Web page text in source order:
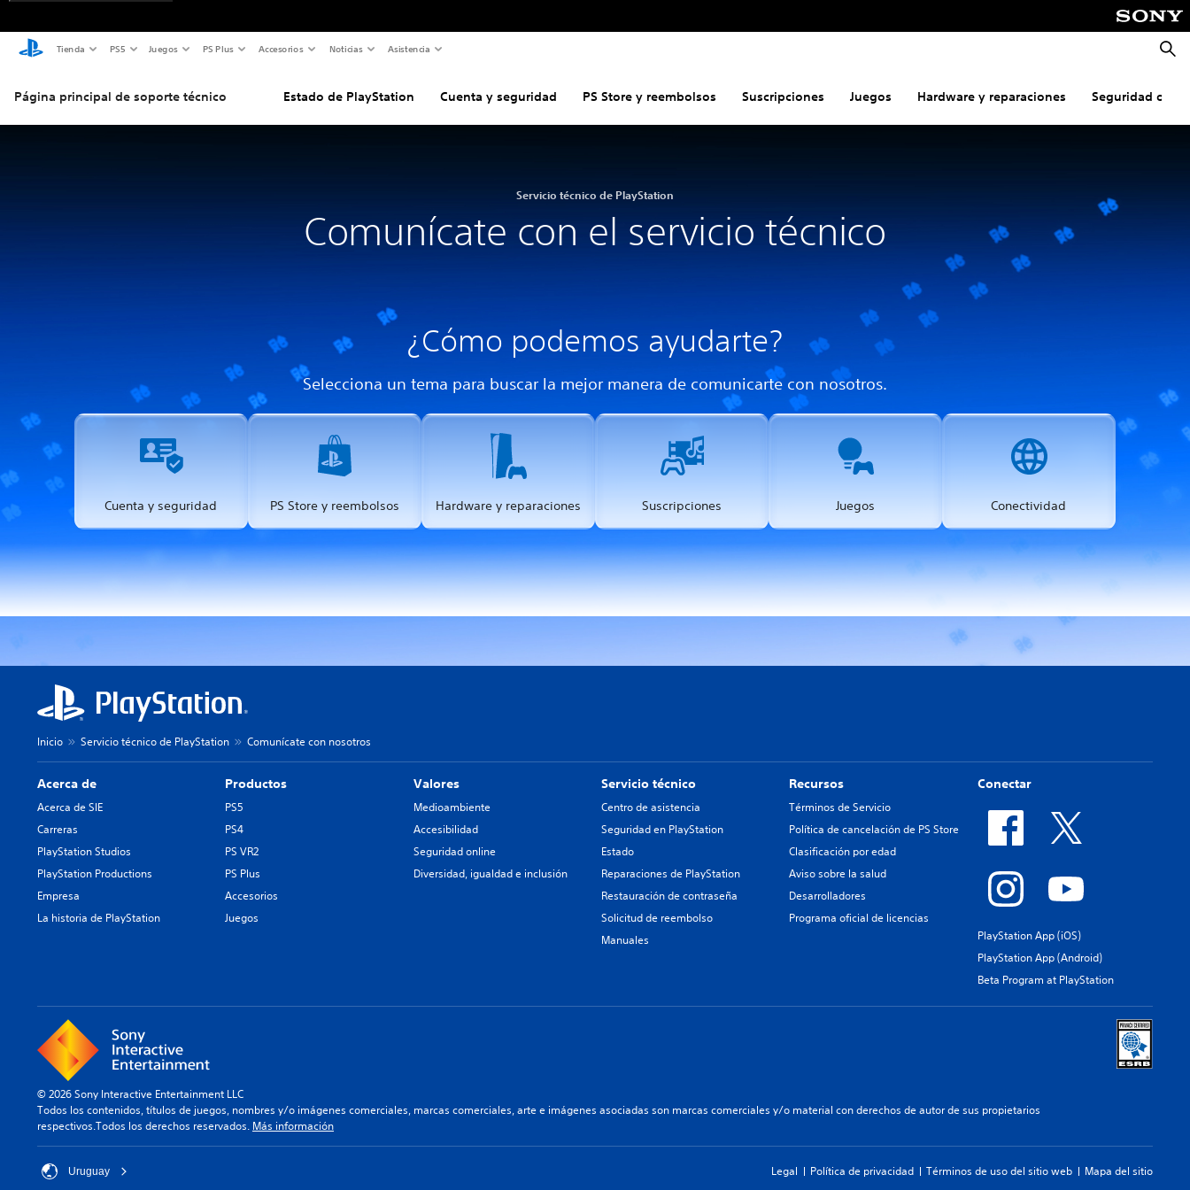
Tienda PS5 Juegos PS Plus Accesorios Noticias Asistencia
Página principal de soporte técnico Estado de PlayStation Cuenta y seguridad PS Store y reembolsos Suscripciones Juegos Hardware y reparaciones Seguridad
Servicio técnico de PlayStation
Comunícate con el servicio técnico
¿Cómo podemos ayudarte?
Selecciona un tema para buscar la mejor manera de comunicarte con nosotros.
Cuenta y seguridad PS Store y reembolsos Hardware y reparaciones Suscripciones Juegos Conectividad
Inicio Servicio técnico de PlayStation Comunícate con nosotros
Acerca de
Acerca de SIE
Carreras
PlayStation Studios
PlayStation Productions
Empresa
La historia de PlayStation
Productos
PS5
PS4
PS VR2
PS Plus
Accesorios
Juegos
Valores
Medioambiente
Accesibilidad
Seguridad online
Diversidad, igualdad e inclusión
Servicio técnico
Centro de asistencia
Seguridad en PlayStation
Estado
Reparaciones de PlayStation
Restauración de contraseña
Solicitud de reembolso
Manuales
Recursos
Términos de Servicio
Política de cancelación de PS Store
Clasificación por edad
Aviso sobre la salud
Desarrolladores
Programa oficial de licencias
Conectar
PlayStation App (iOS)
PlayStation App (Android)
Beta Program at PlayStation
© 2026 Sony Interactive Entertainment LLC
Todos los contenidos, títulos de juegos, nombres y/o imágenes comerciales, marcas comerciales, arte e imágenes asociadas son marcas comerciales y/o material con derechos de autor de sus propietarios
respectivos.Todos los derechos reservados. Más información
Uruguay Legal Política de privacidad Términos de uso del sitio web Mapa del sitio